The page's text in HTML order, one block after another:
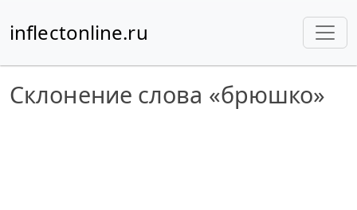
inflectonline.ru
Склонение слова «брюшко»